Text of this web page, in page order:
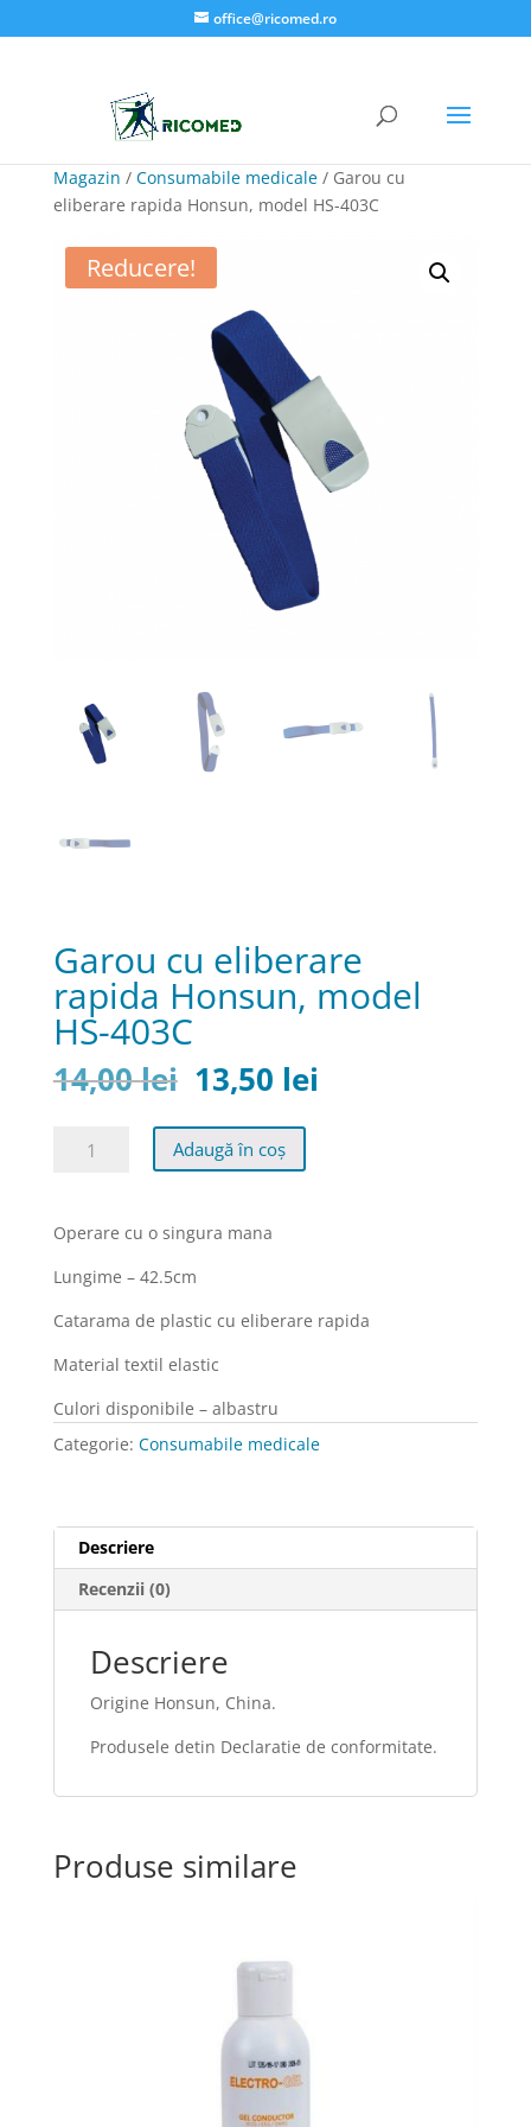
office@ricomed.ro
Magazin / Consumabile medicale/ Garou cu
eliberare rapida Honsun, model HS-403C
Reducere!
Garou cu eliberare
rapida Honsun, model
HS-403C
14,00lei Prețul
inițial
a
fost:
13,50 lei
Cantitate
rapida
Honsun,
HS-
403C
Adaugă în coș
Operare cu o singura mana
Lungime – 42.5cm
Catarama de plastic cu eliberare rapida
Material textil elastic
Culori disponibile – albastru
Categorie: Consumabile medicale
Descriere
Recenzii (0)
Descriere
Origine Honsun, China.
Produsele detin Declaratie de conformitate.
Produse similare